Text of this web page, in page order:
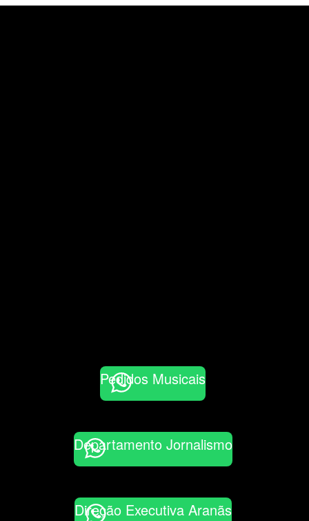
Pedidos Musicais
Departamento Jornalismo
Direção Executiva Aranãs